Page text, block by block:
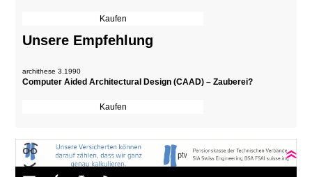
Unsere Empfehlung
archithese 3.1990
Computer Aided Architectural Design (CAAD) – Zauberei?